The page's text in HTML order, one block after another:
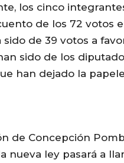
los cinco
de los 72 votos
sido de 39 votos a
sido de los
han dejado la
de Concepción
nueva ley pasará a